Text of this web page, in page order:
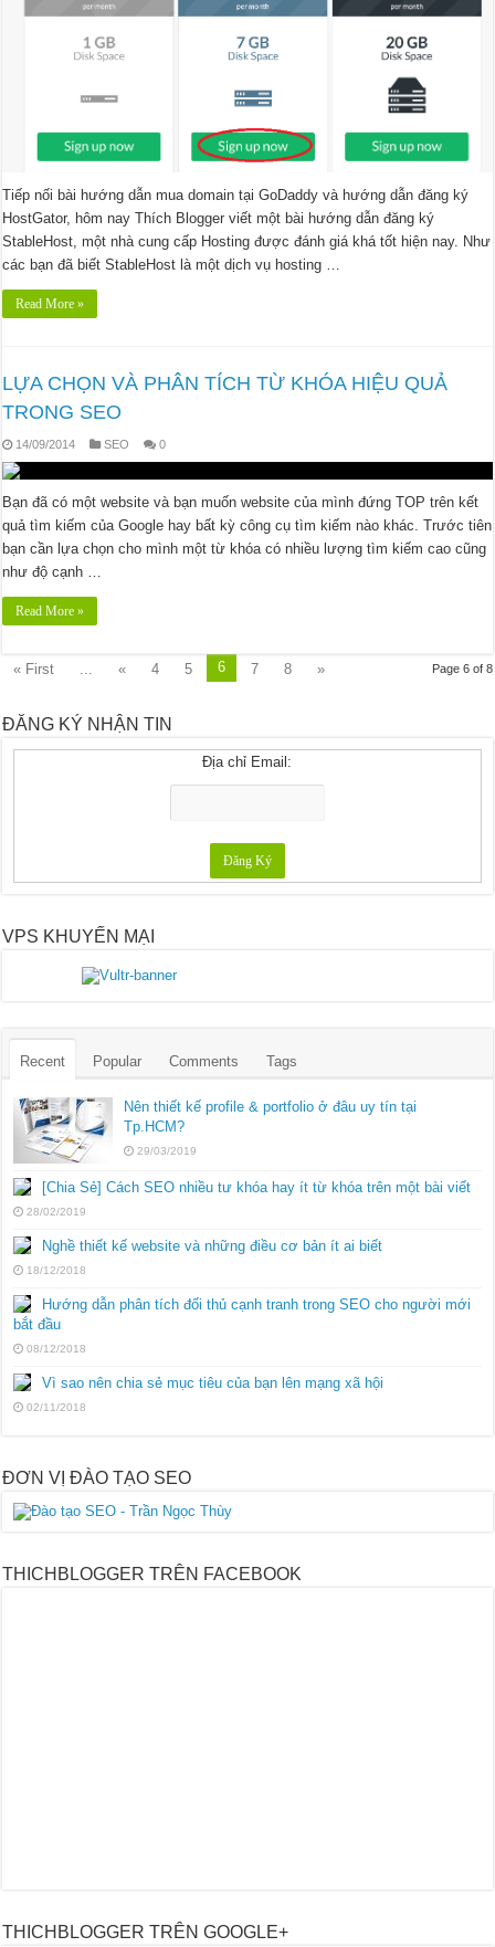
Tiếp nối bài hướng dẫn mua domain tại GoDaddy và hướng dẫn đăng ký
HostGator, hôm nay Thích Blogger viết một bài hướng dẫn đăng ký
StableHost, một nhà cung cấp Hosting được đánh giá khá tốt hiện nay. Như
các bạn đã biết StableHost là một dịch vụ hosting …
Read More »
LỰA CHỌN VÀ PHÂN TÍCH TỪ KHÓA HIỆU QUẢ
TRONG SEO
14/09/2014 SEO 0
Bạn đã có một website và bạn muốn website của mình đứng TOP trên kết
quả tìm kiếm của Google hay bất kỳ công cụ tìm kiếm nào khác. Trước tiên
bạn cần lựa chọn cho mình một từ khóa có nhiều lượng tìm kiếm cao cũng
như độ cạnh …
Read More »
Page 6 of 8
« First « 4 5 6 7 8 »
ĐĂNG KÝ NHẬN TIN
Địa chỉ Email:
VPS KHUYẾN MẠI
Recent Popular Comments Tags
Nên thiết kế profile & portfolio ở đâu uy tín tại
Tp.HCM?
29/03/2019
[Chia Sẻ] Cách SEO nhiều tư khóa hay ít từ khóa trên một bài viết
28/02/2019
Nghề thiết kế website và những điều cơ bản ít ai biết
18/12/2018
Hướng dẫn phân tích đối thủ cạnh tranh trong SEO cho người mới
bắt đầu
08/12/2018
Vì sao nên chia sẻ mục tiêu của bạn lên mạng xã hội
02/11/2018
ĐƠN VỊ ĐÀO TẠO SEO
THICHBLOGGER TRÊN FACEBOOK
THICHBLOGGER TRÊN GOOGLE+